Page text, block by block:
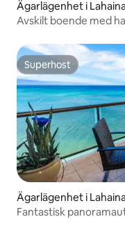
Ägarlägenhet i
Avskilt boende med
Superhost
Superhost
Ägarlägenhet i
Fantastisk